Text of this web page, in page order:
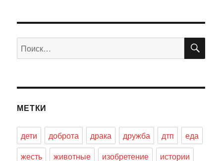
Искать:
МЕТКИ
дети доброта драка дружба дтп
еда
жесть
животные изобретение истории